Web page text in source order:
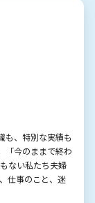
も、特別な実績も
「今のままで終わ
ない私たち夫婦
仕事のこと、迷